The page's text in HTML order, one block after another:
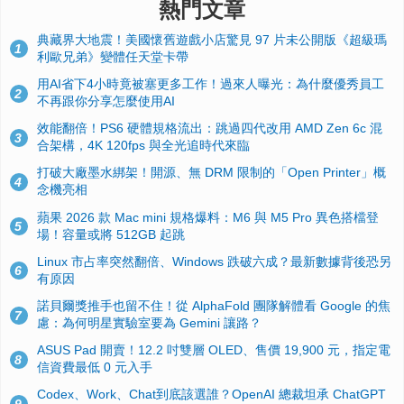
熱門文章
1
典藏界大地震！美國懷舊遊戲小店驚見 97 片未公開版《超級瑪
利歐兄弟》變體任天堂卡帶
2
用AI省下4小時竟被塞更多工作！過來人曝光：為什麼優秀員工
不再跟你分享怎麼使用AI
3
效能翻倍！PS6 硬體規格流出：跳過四代改用 AMD Zen 6c 混
合架構，4K 120fps 與全光追時代來臨
4
打破大廠墨水綁架！開源、無 DRM 限制的「Open Printer」概
念機亮相
5
蘋果 2026 款 Mac mini 規格爆料：M6 與 M5 Pro 異色搭檔登
場！容量或將 512GB 起跳
6
Linux 市占率突然翻倍、Windows 跌破六成？最新數據背後恐另
有原因
7
諾貝爾獎推手也留不住！從 AlphaFold 團隊解體看 Google 的焦
慮：為何明星實驗室要為 Gemini 讓路？
8
ASUS Pad 開賣！12.2 吋雙層 OLED、售價 19,900 元，指定電
信資費最低 0 元入手
Codex、Work、Chat到底該選誰？OpenAI 總裁坦承 ChatGPT